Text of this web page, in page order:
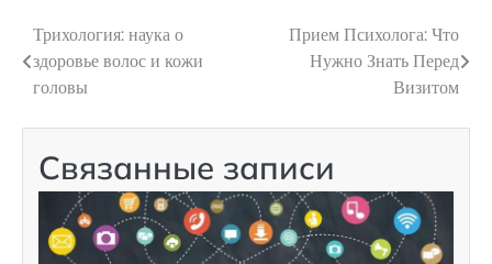
Навигация
по
записям
Трихология: наука о
здоровье волос и кожи
головы
Прием Психолога: Что
Нужно Знать Перед
Визитом
Связанные записи